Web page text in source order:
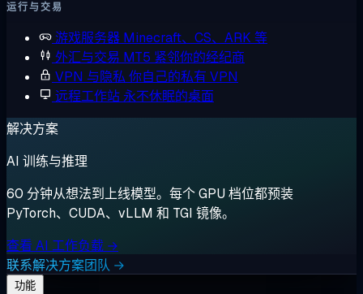
运行与交易
游戏服务器 Minecraft、CS、ARK 等
外汇与交易 MT5 紧邻你的经纪商
VPN 与隐私 你自己的私有 VPN
远程工作站 永不休眠的桌面
解决方案
AI 训练与推理
60 分钟从想法到上线模型。每个 GPU 档位都预装
PyTorch、CUDA、vLLM 和 TGI 镜像。
查看 AI 工作负载 →
联系解决方案团队 →